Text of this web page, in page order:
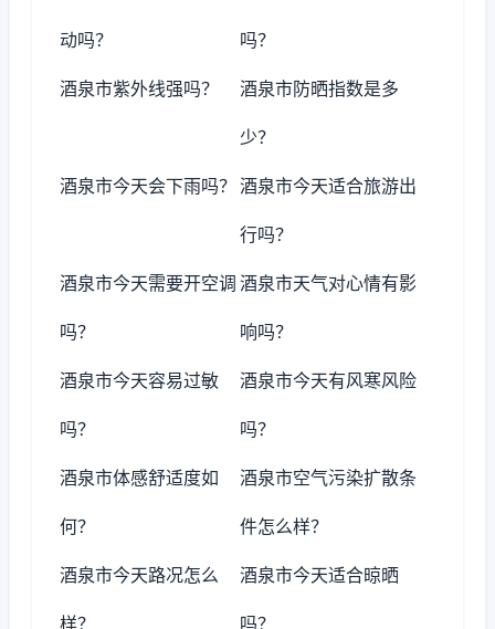
动吗？ 吗？
酒泉市紫外线强吗？ 酒泉市防晒指数是多
少？
酒泉市今天会下雨吗？ 酒泉市今天适合旅游出
行吗？
酒泉市今天需要开空调
吗？
酒泉市天气对心情有影
响吗？
酒泉市今天容易过敏
吗？
酒泉市今天有风寒风险
吗？
酒泉市体感舒适度如
何？
酒泉市空气污染扩散条
件怎么样？
酒泉市今天路况怎么
样？
酒泉市今天适合晾晒
吗？